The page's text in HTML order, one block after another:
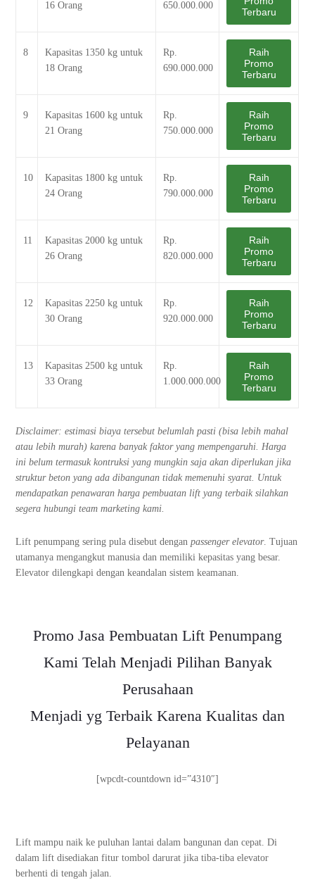
16 Orang 650.000.000
Terbaru
8
Kapasitas 1350 kg untuk
18 Orang
Rp.
690.000.000
Raih
Promo
Terbaru
9
Kapasitas 1600 kg untuk
21 Orang
Rp.
750.000.000
Raih
Promo
Terbaru
10
Kapasitas 1800 kg untuk
24 Orang
Rp.
790.000.000
Raih
Promo
Terbaru
11
Kapasitas 2000 kg untuk
26 Orang
Rp.
820.000.000
Raih
Promo
Terbaru
12
Kapasitas 2250 kg untuk
30 Orang
Rp.
920.000.000
Raih
Promo
Terbaru
13
Kapasitas 2500 kg untuk
33 Orang
Rp.
1.000.000.000
Raih
Promo
Terbaru
Disclaimer: estimasi biaya tersebut belumlah pasti (bisa lebih mahal
atau lebih murah) karena banyak faktor yang mempengaruhi. Harga
ini belum termasuk kontruksi yang mungkin saja akan diperlukan jika
struktur beton yang ada dibangunan tidak memenuhi syarat. Untuk
mendapatkan penawaran harga pembuatan lift yang terbaik silahkan
segera hubungi team marketing kami.
Lift penumpang sering pula disebut denganpassenger elevator. Tujuan
utamanya mengangkut manusia dan memiliki kepasitas yang besar.
Elevator dilengkapi dengan keandalan sistem keamanan.
Promo Jasa Pembuatan Lift Penumpang
Kami Telah Menjadi Pilihan Banyak
Perusahaan
Menjadi yg Terbaik Karena Kualitas dan
Pelayanan
[wpcdt-countdown id=”4310″]
Lift mampu naik ke puluhan lantai dalam bangunan dan cepat. Di
dalam lift disediakan fitur tombol darurat jika tiba-tiba elevator
berhenti di tengah jalan.